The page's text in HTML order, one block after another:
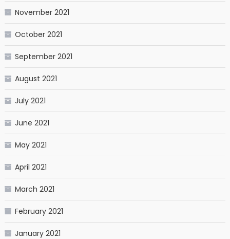
November 2021
October 2021
September 2021
August 2021
July 2021
June 2021
May 2021
April 2021
March 2021
February 2021
January 2021